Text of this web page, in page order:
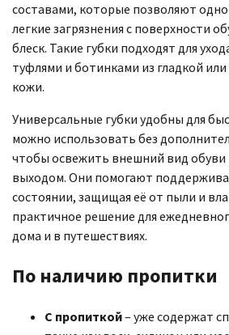
составами, которые позволяют
легкие загрязнения с поверхности
блеск. Такие губки подходят для
туфлями и ботинками из гладкой
кожи.
Универсальные губки удобны для
можно использовать без
чтобы освежить внешний вид обуви
выходом. Они помогают
состоянии, защищая её от пыли и
практичное решение для
дома и в путешествиях.
По наличию пропитки
С пропиткой– уже содержат